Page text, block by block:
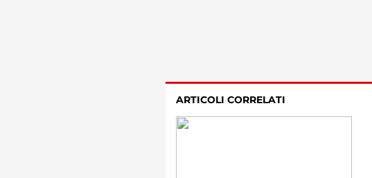
ARTICOLI CORRELATI